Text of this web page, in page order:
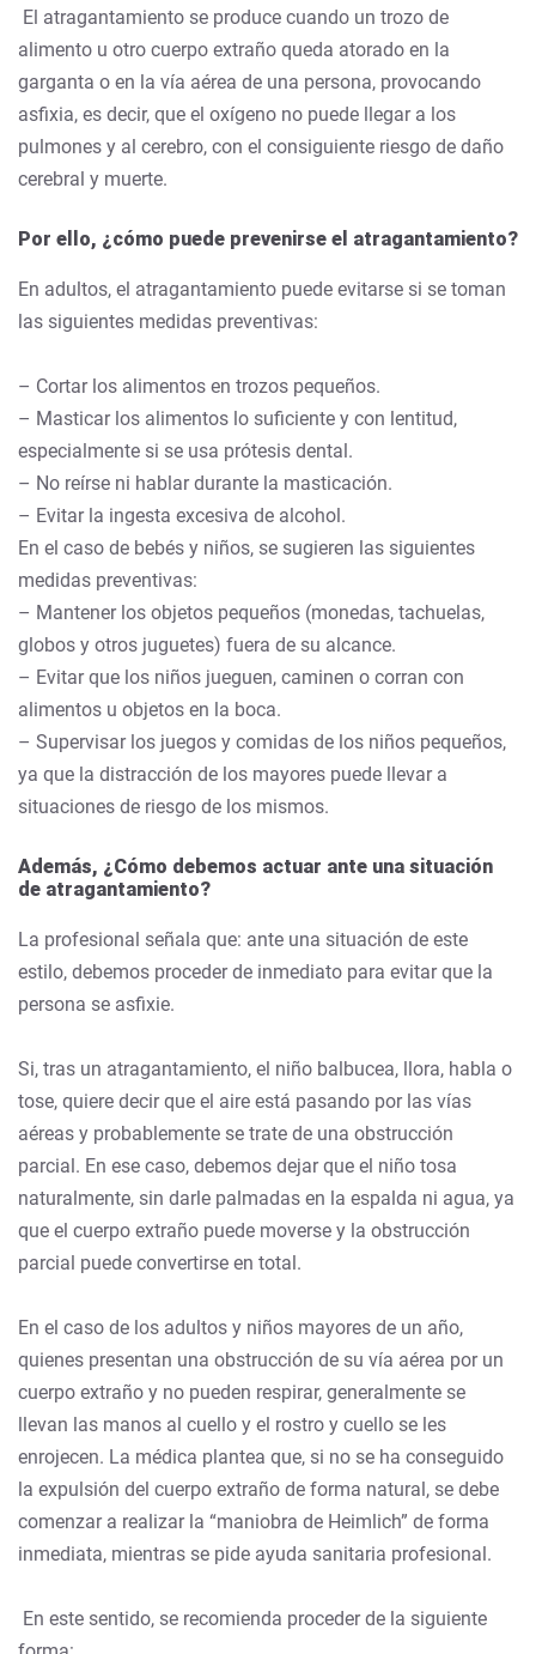
El atragantamiento se produce cuando un trozo de
alimento u otro cuerpo extraño queda atorado en la
garganta o en la vía aérea de una persona, provocando
asfixia, es decir, que el oxígeno no puede llegar a los
pulmones y al cerebro, con el consiguiente riesgo de daño
cerebral y muerte.
Por ello, ¿cómo puede prevenirse el atragantamiento?
En adultos, el atragantamiento puede evitarse si se toman
las siguientes medidas preventivas:
– Cortar los alimentos en trozos pequeños.
– Masticar los alimentos lo suficiente y con lentitud,
especialmente si se usa prótesis dental.
– No reírse ni hablar durante la masticación.
– Evitar la ingesta excesiva de alcohol.
En el caso de bebés y niños, se sugieren las siguientes
medidas preventivas:
– Mantener los objetos pequeños (monedas, tachuelas,
globos y otros juguetes) fuera de su alcance.
– Evitar que los niños jueguen, caminen o corran con
alimentos u objetos en la boca.
– Supervisar los juegos y comidas de los niños pequeños,
ya que la distracción de los mayores puede llevar a
situaciones de riesgo de los mismos.
Además, ¿Cómo debemos actuar ante una situación
de atragantamiento?
La profesional señala que: ante una situación de este
estilo, debemos proceder de inmediato para evitar que la
persona se asfixie.
Si, tras un atragantamiento, el niño balbucea, llora, habla o
tose, quiere decir que el aire está pasando por las vías
aéreas y probablemente se trate de una obstrucción
parcial. En ese caso, debemos dejar que el niño tosa
naturalmente, sin darle palmadas en la espalda ni agua, ya
que el cuerpo extraño puede moverse y la obstrucción
parcial puede convertirse en total.
En el caso de los adultos y niños mayores de un año,
quienes presentan una obstrucción de su vía aérea por un
cuerpo extraño y no pueden respirar, generalmente se
llevan las manos al cuello y el rostro y cuello se les
enrojecen. La médica plantea que, si no se ha conseguido
la expulsión del cuerpo extraño de forma natural, se debe
comenzar a realizar la “maniobra de Heimlich” de forma
inmediata, mientras se pide ayuda sanitaria profesional.
En este sentido, se recomienda proceder de la siguiente